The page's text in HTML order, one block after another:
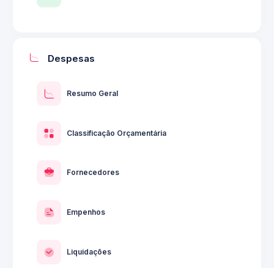
Despesas
Resumo Geral
Classificação Orçamentária
Fornecedores
Empenhos
Liquidações